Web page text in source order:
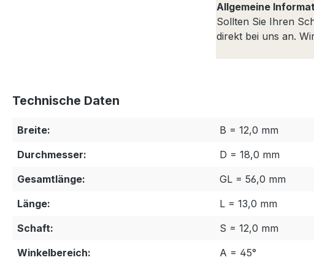
Allgemeine
Sollten Sie Ihren
direkt bei uns an.
Technische Daten
Breite:
B = 12,0 mm
Durchmesser:
D = 18,0 mm
Gesamtlänge:
GL = 56,0 mm
Länge:
L = 13,0 mm
Schaft:
S = 12,0 mm
Winkelbereich:
A = 45°